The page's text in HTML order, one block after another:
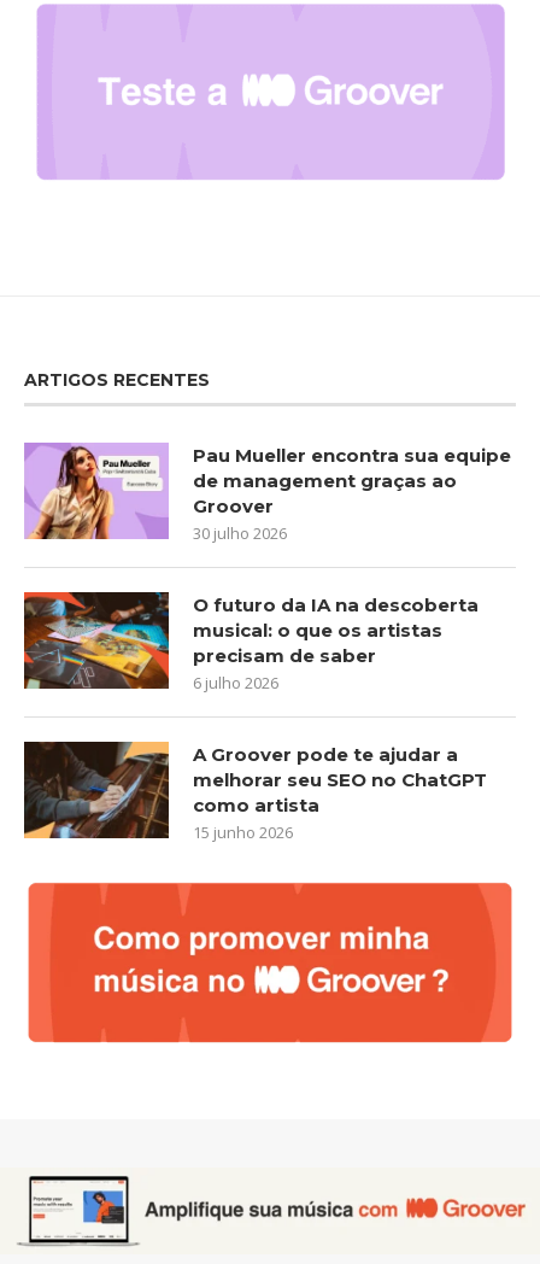
ARTIGOS RECENTES
Pau Mueller encontra sua equipe
de management graças ao
Groover
30 julho 2026
O futuro da IA na descoberta
musical: o que os artistas
precisam de saber
6 julho 2026
A Groover pode te ajudar a
melhorar seu SEO no ChatGPT
como artista
15 junho 2026